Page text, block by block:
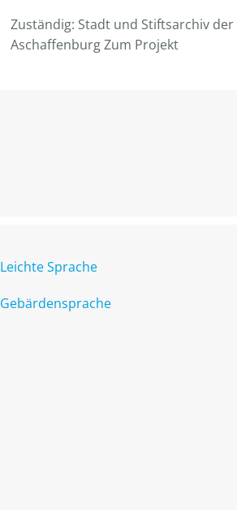
Zuständig: Stadt und Stiftsarchiv
Aschaffenburg Zum Projekt
Leichte Sprache
Gebärdensprache